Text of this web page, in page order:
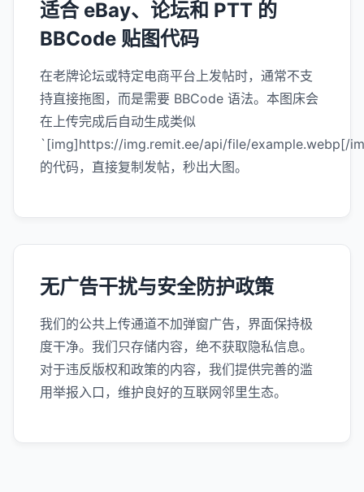
适合 eBay、论坛和 PTT 的
BBCode 贴图代码
在老牌论坛或特定电商平台上发帖时，通常不支
持直接拖图，而是需要 BBCode 语法。本图床会
在上传完成后自动生成类似
`[img]https://img.remit.ee/api/file/example.webp[/
的代码，直接复制发帖，秒出大图。
无广告干扰与安全防护政策
我们的公共上传通道不加弹窗广告，界面保持极
度干净。我们只存储内容，绝不获取隐私信息。
对于违反版权和政策的内容，我们提供完善的滥
用举报入口，维护良好的互联网邻里生态。